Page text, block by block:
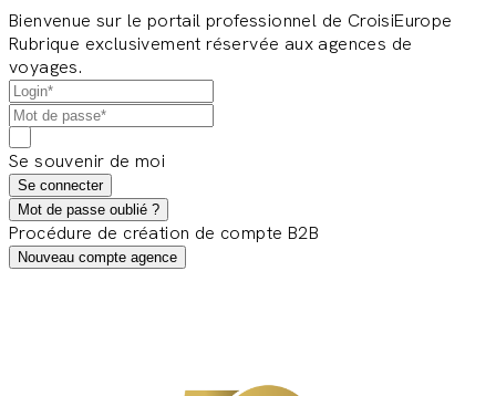
Bienvenue sur le portail professionnel de CroisiEurope
Rubrique exclusivement réservée aux agences de
voyages.
Se souvenir de moi
Se connecter
Mot de passe oublié ?
Procédure de création de compte B2B
Nouveau compte agence